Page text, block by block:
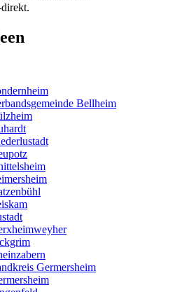
Bellheim
Germersheim